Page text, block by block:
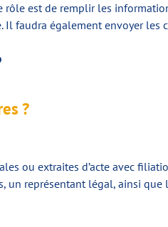
rôle est de remplir les
Il faudra également envoyer les
?
ou extraites d’acte avec
un représentant légal, ainsi que